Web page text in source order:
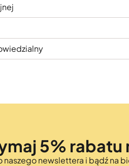
5% rabatu
naszego newslettera i bądź na